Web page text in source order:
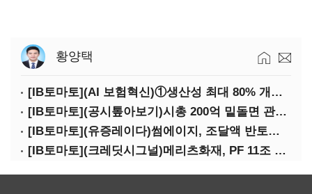
황양택
[IB토마토](AI 보험혁신)①생산성 최대 80% 개선…현실은 '실행 격차'
[IB토마토](공시톺아보기)시총 200억 밑돌면 관리종목…상폐 피하려면
[IB토마토](유증레이다)썸에이지, 조달액 반토막…시총 200억 못 넘으면 철회
[IB토마토](크레딧시그널)메리츠화재, PF 11조 노출…부동산 사업성 저하 우려